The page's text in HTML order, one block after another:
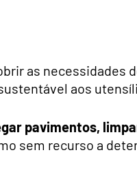
as necessidades
aos
pavimentos,
sem recurso a